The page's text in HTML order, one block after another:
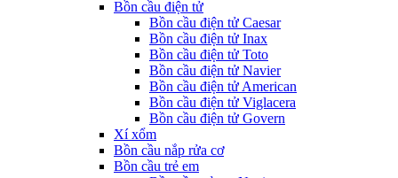
Bồn cầu điện tử
Bồn cầu điện tử Caesar
Bồn cầu điện tử Inax
Bồn cầu điện tử Toto
Bồn cầu điện tử Navier
Bồn cầu điện tử American
Bồn cầu điện tử Viglacera
Bồn cầu điện tử Govern
Xí xổm
Bồn cầu nắp rửa cơ
Bồn cầu trẻ em